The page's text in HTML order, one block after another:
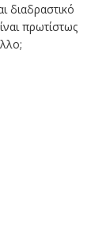
διαδραστικό
πρωτίστως